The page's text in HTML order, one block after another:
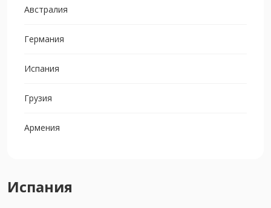
Австралия
Германия
Испания
Грузия
Армения
Испания